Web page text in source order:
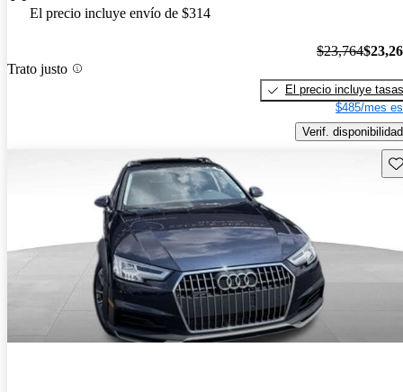
El precio incluye envío de $314
Trato justo
$23,764
El precio incluye tasas
$485/mes
Verif. disponibilidad